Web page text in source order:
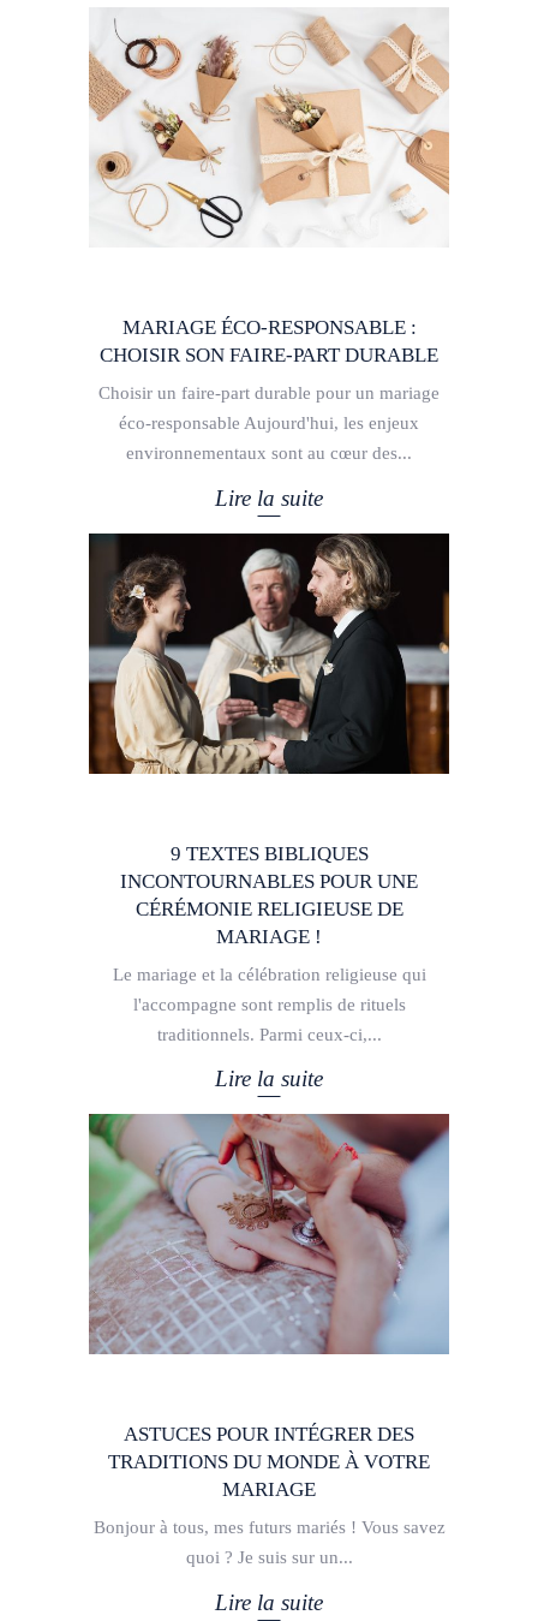
MARIAGE ÉCO-RESPONSABLE :
CHOISIR SON FAIRE-PART DURABLE
Choisir un faire-part durable pour un mariage
éco-responsable Aujourd'hui, les enjeux
environnementaux sont au cœur des
Lire la suite
9 TEXTES BIBLIQUES
INCONTOURNABLES POUR UNE
CÉRÉMONIE RELIGIEUSE DE
MARIAGE !
Le mariage et la célébration religieuse qui
l'accompagne sont remplis de rituels
traditionnels. Parmi ceux-ci,
Lire la suite
ASTUCES POUR INTÉGRER DES
TRADITIONS DU MONDE À VOTRE
MARIAGE
Bonjour à tous, mes futurs mariés ! Vous savez
quoi ? Je suis sur un
Lire la suite